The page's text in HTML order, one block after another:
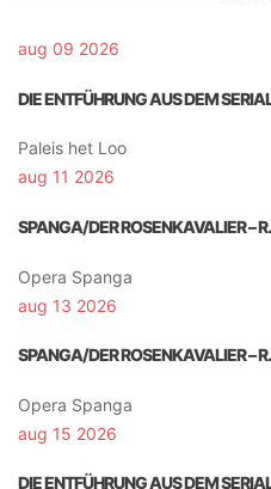
aug 09 2026
DIE ENTFÜHRUNG AUS DEM
Paleis het Loo
aug 11 2026
SPANGA/DER ROSENKAVALIER –
Opera Spanga
aug 13 2026
SPANGA/DER ROSENKAVALIER –
Opera Spanga
aug 15 2026
DIE ENTFÜHRUNG AUS DEM